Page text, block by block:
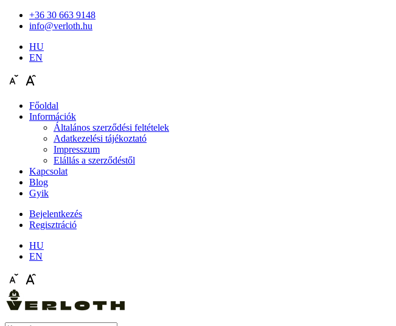
+36 30 663 9148
info@verloth.hu
HU
EN
Főoldal
Információk
Általános szerződési feltételek
Adatkezelési tájékoztató
Impresszum
Elállás a szerződéstől
Kapcsolat
Blog
Gyik
Bejelentkezés
Regisztráció
HU
EN